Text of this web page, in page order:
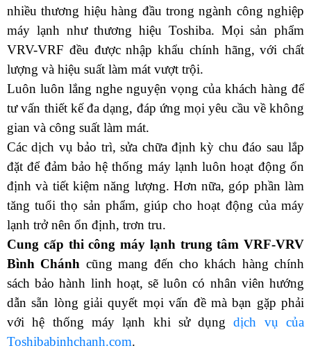
nhiều thương hiệu hàng đầu trong ngành công nghiệp
máy lạnh như thương hiệu Toshiba. Mọi sản phẩm
VRV-VRF đều được nhập khẩu chính hãng, với chất
lượng và hiệu suất làm mát vượt trội.
Luôn luôn lắng nghe nguyện vọng của khách hàng để
tư vấn thiết kế đa dạng, đáp ứng mọi yêu cầu về không
gian và công suất làm mát.
Các dịch vụ bảo trì, sửa chữa định kỳ chu đáo sau lắp
đặt để đảm bảo hệ thống máy lạnh luôn hoạt động ổn
định và tiết kiệm năng lượng. Hơn nữa, góp phần làm
tăng tuổi thọ sản phẩm, giúp cho hoạt động của máy
lạnh trở nên ổn định, trơn tru.
Cung cấp thi công máy lạnh trung tâm VRF-VRV
Bình Chánh cũng mang đến cho khách hàng chính
sách bảo hành linh hoạt, sẽ luôn có nhân viên hướng
dẫn sẵn lòng giải quyết mọi vấn đề mà bạn gặp phải
với hệ thống máy lạnh khi sử dụng dịch vụ của
Toshibabinhchanh.com.